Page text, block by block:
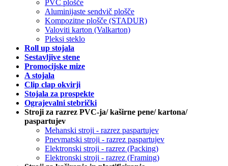
PVC plošče
Aluminijaste sendvič plošče
Kompozitne plošče (STADUR)
Valoviti karton (Valkarton)
Pleksi steklo
Roll up stojala
Sestavljive stene
Promocijske mize
A stojala
Clip clap okvirji
Stojala za prospekte
Ograjevalni stebrički
Stroji za razrez PVC-ja/ kaširne pene/ kartona/
paspartujev
Mehanski stroji - razrez paspartujev
Pnevmatski stroji - razrez paspartujev
Elektronski stroji - razrez (Packing)
Elektronski stroji - razrez (Framing)